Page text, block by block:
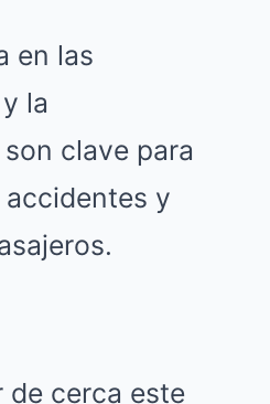
en las
la
clave para
y
de cerca este